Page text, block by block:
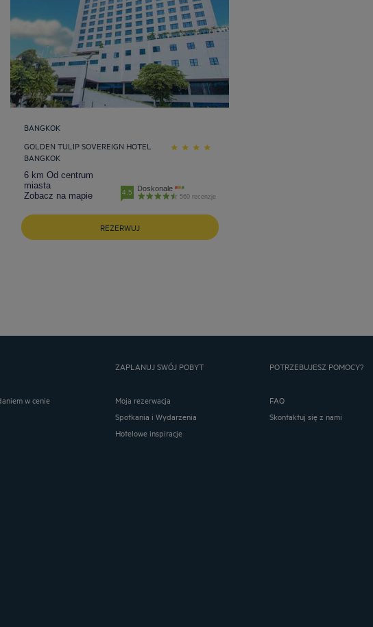
BANGKOK
GOLDEN TULIP SOVEREIGN HOTEL
BANGKOK
6 km Od centrum
miasta
Zobacz na mapie
4.5 Doskonale
560 recenzje
REZERWUJ
w cenie
ZAPLANUJ SWÓJ POBYT
Moja rezerwacja
Spotkania i Wydarzenia
Hotelowe inspiracje
POTRZEBUJESZ POMOCY?
FAQ
Skontaktuj się z nami